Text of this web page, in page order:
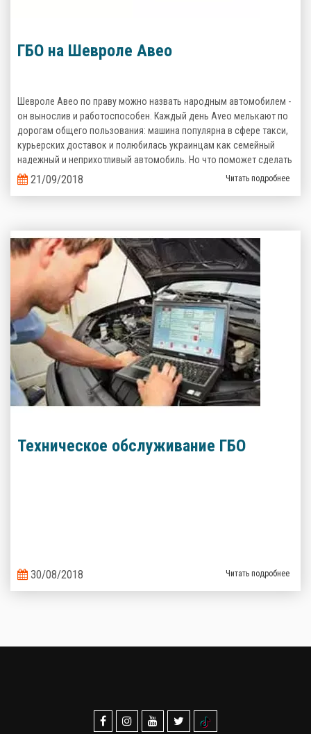
ГБО на Шевроле Авео
Шевроле Авео по праву можно назвать народным автомобилем -
он вынослив и работоспособен. Каждый день Aveo мелькают по
дорогам общего пользования: машина популярна в сфере такси,
курьерских доставок и полюбилась украинцам как семейный
надежный и неприхотливый автомобиль. Но что поможет сделать
его эксплуатацию еще более выгодной? Верно, комплект
газобаллонного оборудования, которое сэкономит кучу денег на
21/09/2018 Читать подробнее
Техническое обслуживание ГБО
30/08/2018 Читать подробнее